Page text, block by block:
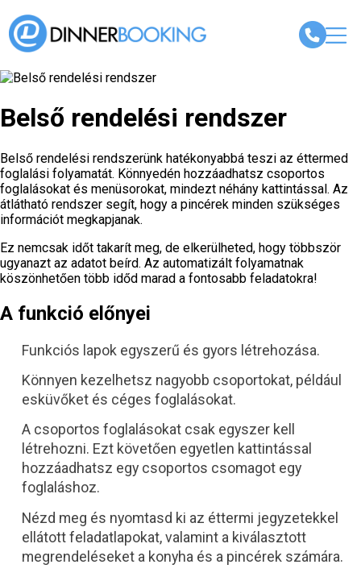
Belső rendelési rendszer
Belső rendelési rendszerünk hatékonyabbá teszi az éttermed
foglalási folyamatát. Könnyedén hozzáadhatsz csoportos
foglalásokat és menüsorokat, mindezt néhány kattintással. Az
átlátható rendszer segít, hogy a pincérek minden szükséges
információt megkapjanak.
Ez nemcsak időt takarít meg, de elkerülheted, hogy többször
ugyanazt az adatot beírd. Az automatizált folyamatnak
köszönhetően több időd marad a fontosabb feladatokra!
A funkció előnyei
Funkciós lapok egyszerű és gyors létrehozása.
Könnyen kezelhetsz nagyobb csoportokat, például
esküvőket és céges foglalásokat.
A csoportos foglalásokat csak egyszer kell
létrehozni. Ezt követően egyetlen kattintással
hozzáadhatsz egy csoportos csomagot egy
foglaláshoz.
Nézd meg és nyomtasd ki az éttermi jegyzetekkel
ellátott feladatlapokat, valamint a kiválasztott
megrendeléseket a konyha és a pincérek számára.